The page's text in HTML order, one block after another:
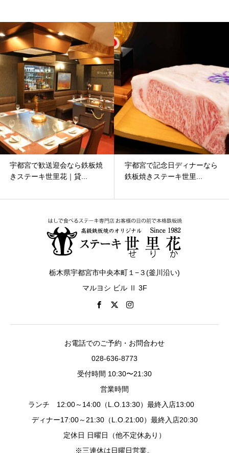
宇都宮で歓送迎会なら鉄板焼
きステーキ世里花｜貸...
宇都宮で記念日ディナーなら
鉄板焼きステーキ世里...
栃木県宇都宮市中央本町１−３(釜川沿い)
マルヨシ ビル Ⅱ 3F
お電話でのご予約・お問合わせ
028-636-8773
受付時間 10:30〜21:30
営業時間
ランチ 12:00～14:00（L.O.13:30）最終入店13:00
ディナー17:00～21:30（L.O.21:00）最終入店20:30
定休日 日曜日（他不定休あり）
※三連休は日曜日営業。